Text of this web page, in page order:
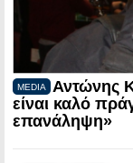
MEDIA
Αντώνης
είναι καλό
επανάληψη»